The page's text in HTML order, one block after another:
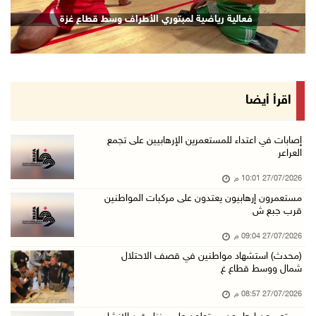
فعالية رياضية لمبتوري الأطراف وسط قطاع غزة
اقرأ أيضا
إصابات في اعتداء للمستعمرين الإرهابيين على تجمع
العراعر
27/07/2026 10:01 م
مستعمرون إرهابيون يعتدون على مركبات المواطنين
قرب جبع ش
27/07/2026 09:04 م
(محدث) استشهاد مواطنين في قصف الاحتلال
شمال ووسط قطاع غ
27/07/2026 08:57 م